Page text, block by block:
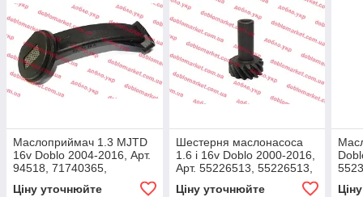
Маслоприймач 1.3 MJTD
16v Doblo 2004-2016, Арт.
94518, 71740365,
Ціну уточнюйте
Шестерня маслонасоса
1.6 i 16v Doblo 2000-2016,
Арт. 55226513, 55226513,
Ціну уточнюйте